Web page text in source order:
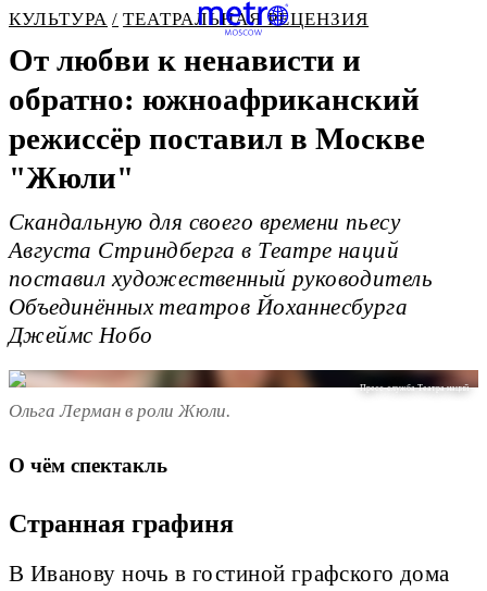
КУЛЬТУРА ТЕАТРАЛЬНАЯ РЕЦЕНЗИЯ
От любви к ненависти и
обратно: южноафриканский
режиссёр поставил в Москве
"Жюли"
Скандальную для своего времени пьесу
Августа Стриндберга в Театре наций
поставил художественный руководитель
Объединённых театров Йоханнесбурга
Джеймс Нобо
Пресс-служба Театра наций
Ольга Лерман в роли Жюли.
О чём спектакль
Странная графиня
В Иванову ночь в гостиной графского дома